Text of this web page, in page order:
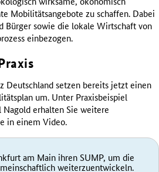
Mobilitätsangebote zu schaffen. Dabei
Bürger sowie die lokale Wirtschaft von
einbezogen.
Deutschland setzen bereits jetzt einen
um. Unter Praxisbeispiel
erhalten Sie weitere
in einem Video.
am Main ihren SUMP, um die
weiterzuentwickeln.